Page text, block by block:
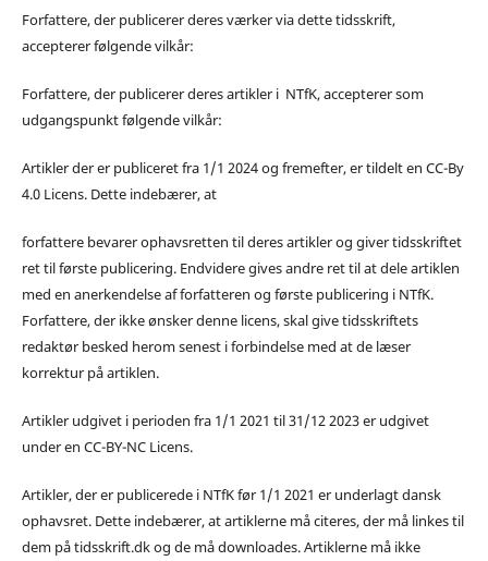
Forfattere, der publicerer deres værker via dette tidsskrift,
accepterer følgende vilkår:
Forfattere, der publicerer deres artikler i NTfK, accepterer som
udgangspunkt følgende vilkår:
Artikler der er publiceret fra 1/1 2024 og fremefter, er tildelt en CC-By
4.0 Licens. Dette indebærer, at
forfattere bevarer ophavsretten til deres artikler og giver tidsskriftet
ret til første publicering. Endvidere gives andre ret til at dele artiklen
med en anerkendelse af forfatteren og første publicering i NTfK.
Forfattere, der ikke ønsker denne licens, skal give tidsskriftets
redaktør besked herom senest i forbindelse med at de læser
korrektur på artiklen.
Artikler udgivet i perioden fra 1/1 2021 til 31/12 2023 er udgivet
under en CC-BY-NC Licens.
Artikler, der er publicerede i NTfK før 1/1 2021 er underlagt dansk
ophavsret. Dette indebærer, at artiklerne må citeres, der må linkes til
dem på tidsskrift.dk og de må downloades. Artiklerne må ikke